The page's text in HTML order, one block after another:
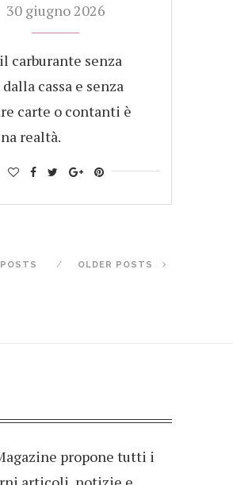
30 giugno 2026
carburante senza
dalla cassa e senza
carte o contanti è
realtà.
OLDER POSTS
propone tutti i